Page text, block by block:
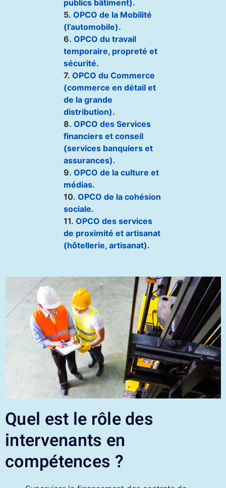
publics bâtiment).
5. OPCO de la Mobilité
(l’automobile).
6. OPCO du travail
temporaire, propreté et
sécurité.
7. OPCO du Commerce
(commerce en détail et
de la grande
distribution).
8. OPCO des Services
financiers et conseil
(services banquiers et
assurances).
9. OPCO de la culture et
médias.
10. OPCO de la cohésion
sociale.
11. OPCO des services
de proximité et artisanat
(hôtellerie, artisanat).
Quel est le rôle des
intervenants en
compétences ?